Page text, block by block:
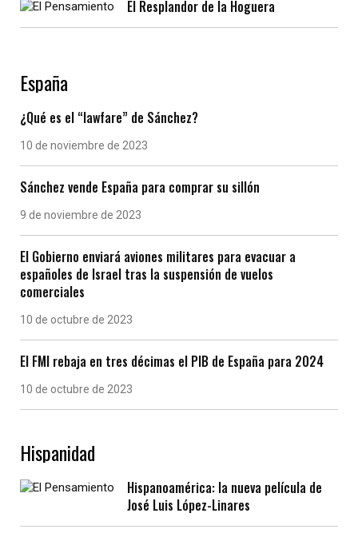
El Resplandor de la Hoguera
España
¿Qué es el “lawfare” de Sánchez?
10 de noviembre de 2023
Sánchez vende España para comprar su sillón
9 de noviembre de 2023
El Gobierno enviará aviones militares para evacuar a
españoles de Israel tras la suspensión de vuelos
comerciales
10 de octubre de 2023
El FMI rebaja en tres décimas el PIB de España para 2024
10 de octubre de 2023
Hispanidad
Hispanoamérica: la nueva película de
José Luis López-Linares